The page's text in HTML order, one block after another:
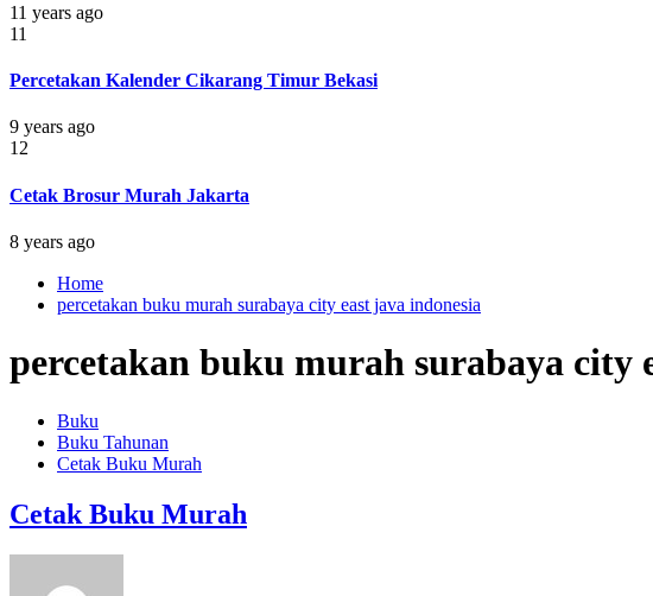
11 years ago
11
Percetakan Kalender Cikarang Timur Bekasi
9 years ago
12
Cetak Brosur Murah Jakarta
8 years ago
Home
percetakan buku murah surabaya city east java indonesia
percetakan buku murah surabaya city
Buku
Buku Tahunan
Cetak Buku Murah
Cetak Buku Murah